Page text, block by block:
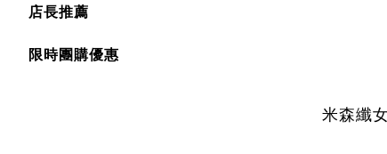
店長推薦
限時團購優惠
米森纖